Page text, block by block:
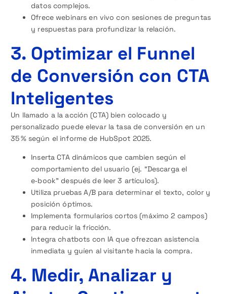
datos complejos.
Ofrece webinars en vivo con sesiones de preguntas
y respuestas para profundizar la relación.
3. Optimizar el Funnel
de Conversión con CTA
Inteligentes
Un llamado a la acción (CTA) bien colocado y
personalizado puede elevar la tasa de conversión en un
35 % según el informe de HubSpot 2025.
Inserta CTA dinámicos que cambien según el
comportamiento del usuario (ej. “Descarga el
e‑book” después de leer 3 artículos).
Utiliza pruebas A/B para determinar el texto, color y
posición óptimos.
Implementa formularios cortos (máximo 2 campos)
para reducir la fricción.
Integra chatbots con IA que ofrezcan asistencia
inmediata y guíen al visitante hacia la compra.
4. Medir, Analizar y